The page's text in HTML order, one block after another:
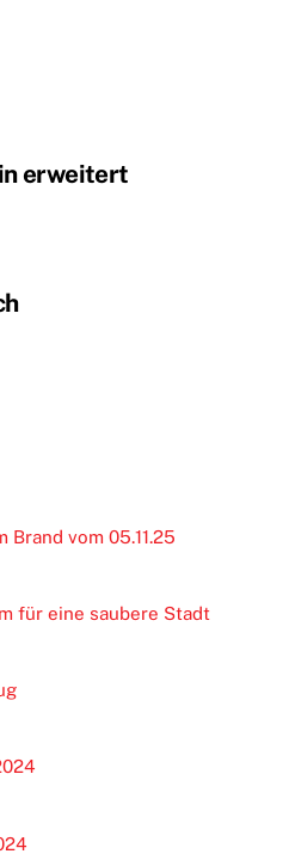
erweitert
Brand vom 05.11.25
für eine saubere Stadt